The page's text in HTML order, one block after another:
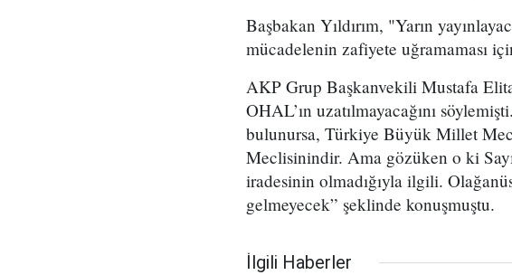
Başbakan Yıldırım, "Yarın
mücadelenin zafiyete uğramaması
AKP Grup Başkanvekili Mustafa
OHAL’ın uzatılmayacağını
bulunursa, Türkiye Büyük Millet
Meclisinindir. Ama gözüken o ki
iradesinin olmadığıyla ilgili.
gelmeyecek” şeklinde konuşmuştu.
İlgili Haberler